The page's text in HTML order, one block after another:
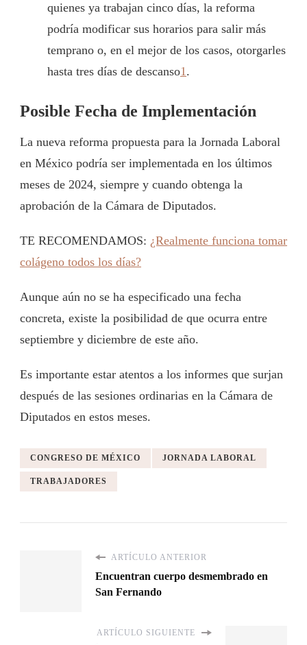
quienes ya trabajan cinco días, la reforma
podría modificar sus horarios para salir más
temprano o, en el mejor de los casos, otorgarles
hasta tres días de descanso1 .
Posible Fecha de Implementación
La nueva reforma propuesta para la Jornada Laboral
en México podría ser implementada en los últimos
meses de 2024, siempre y cuando obtenga la
aprobación de la Cámara de Diputados.
TE RECOMENDAMOS: ¿Realmente funciona tomar
colágeno todos los días?
Aunque aún no se ha especificado una fecha
concreta, existe la posibilidad de que ocurra entre
septiembre y diciembre de este año.
Es importante estar atentos a los informes que surjan
después de las sesiones ordinarias en la Cámara de
Diputados en estos meses.
CONGRESO DE MÉXICO JORNADA LABORAL
TRABAJADORES
ARTÍCULO ANTERIOR
Encuentran cuerpo desmembrado en
San Fernando
ARTÍCULO SIGUIENTE